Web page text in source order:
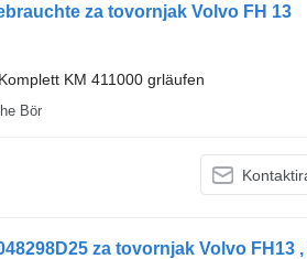
za tovornjak Volvo FH 13
KM 411000 grläufen
Bör
za tovornjak Volvo FH13 ,